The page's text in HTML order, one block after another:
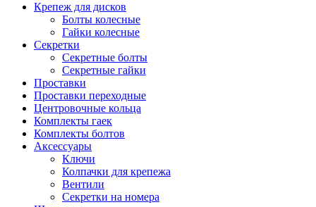
Крепеж для дисков
Болты колесные
Гайки колесные
Секретки
Секретные болты
Секретные гайки
Проставки
Проставки переходные
Центровочные кольца
Комплекты гаек
Комплекты болтов
Аксессуары
Ключи
Колпачки для крепежа
Вентили
Секретки на номера